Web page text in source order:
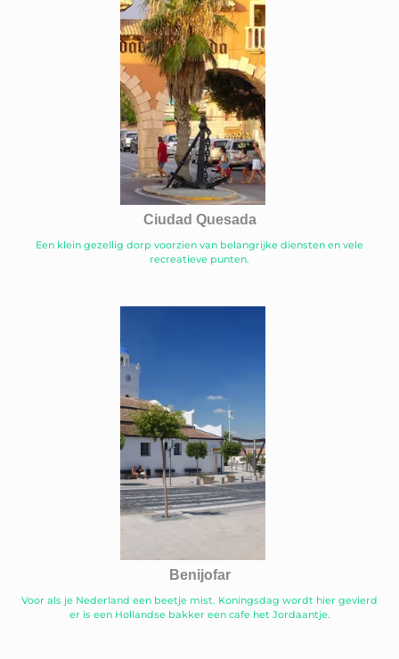
Ciudad Quesada
Een klein gezellig dorp voorzien van belangrijke diensten en vele
recreatieve punten.
Benijofar
Voor als je Nederland een beetje mist. Koningsdag wordt hier gevierd
er is een Hollandse bakker een cafe het Jordaantje.